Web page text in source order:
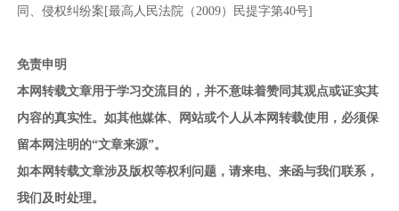
同、侵权纠纷案[最高人民法院（2009）民提字第40号]
免责申明
本网转载文章用于学习交流目的，并不意味着赞同其观点或证实其
内容的真实性。如其他媒体、网站或个人从本网转载使用，必须保
留本网注明的“文章来源”。
如本网转载文章涉及版权等权利问题，请来电、来函与我们联系，
我们及时处理。